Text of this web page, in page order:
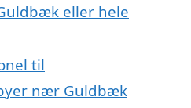
eller hele
til
nær Guldbæk